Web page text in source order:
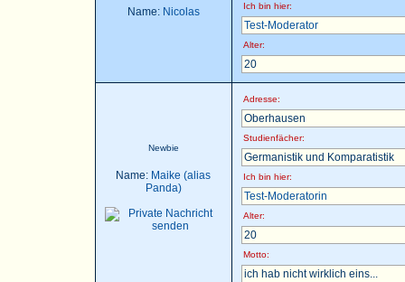
Name: Nicolas Ich bin hier:
Test-Moderator
Alter:
20
Newbie
Name: Maike (alias
Panda)
Adresse:
Oberhausen
Studienfächer:
Germanistik und Komparatistik
Ich bin hier:
Test-Moderatorin
Alter:
20
Motto:
ich hab nicht wirklich eins...